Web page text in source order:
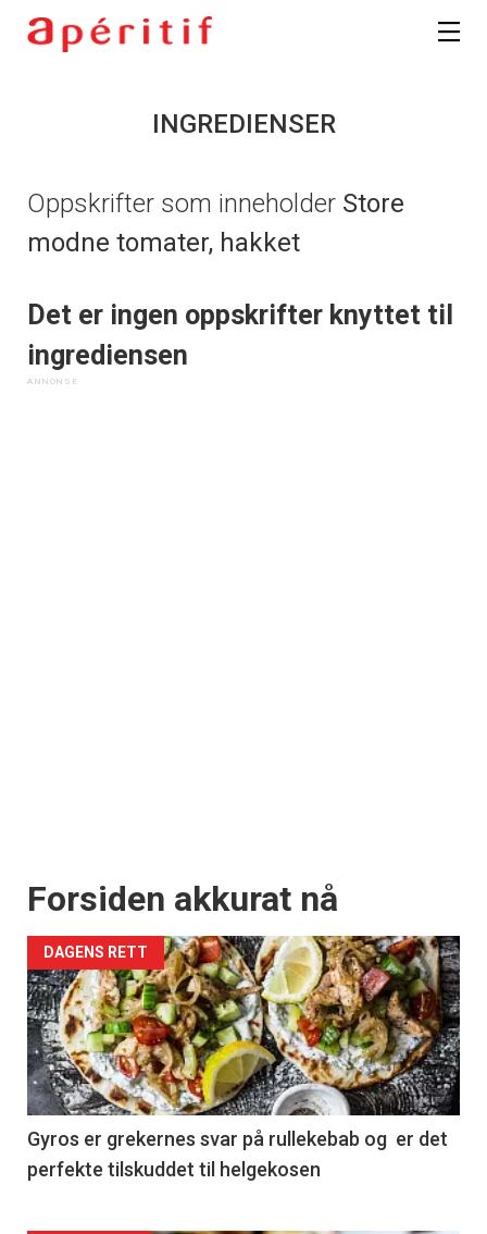
INGREDIENSER
Oppskrifter som inneholder Store
modne tomater, hakket
Det er ingen oppskrifter knyttet til
ingrediensen
Forsiden akkurat nå
DAGENS RETT
Gyros er grekernes svar på rullekebab og er det
perfekte tilskuddet til helgekosen